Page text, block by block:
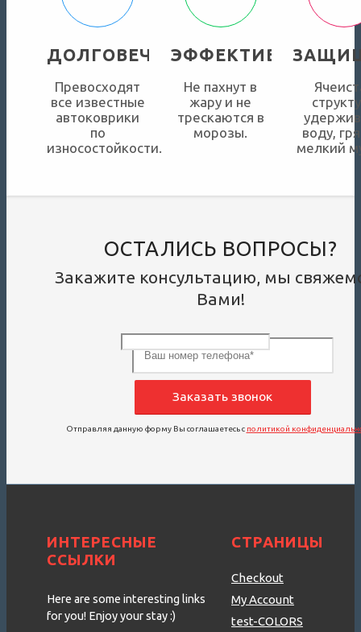
ДОЛГОВЕЧНЫ
Превосходят
все известные
автоковрики
по
износостойкости.
ЭФФЕКТИВНЫ
Не пахнут в
жару и не
трескаются в
морозы.
воду,
мелкий
ОСТАЛИСЬ ВОПРОСЫ?
Закажите консультацию, мы
Вами!
Отправляя данную форму Вы соглашаетесь с политикой
ИНТЕРЕСНЫЕ
ССЫЛКИ
Here are some interesting links
for you! Enjoy your stay :)
СТРАНИЦЫ
Checkout
My Account
test-COLORS